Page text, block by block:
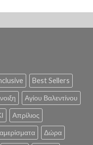
Best Sellers
Αγίου Βαλεντίνου
Απρίλιος
Δώρα